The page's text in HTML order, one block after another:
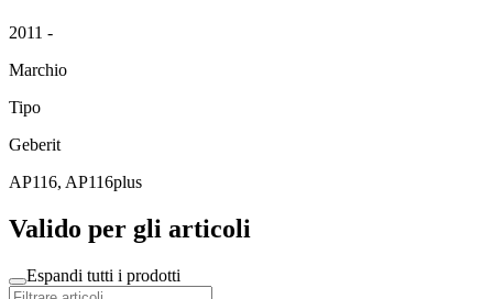
2011 -
Marchio
Tipo
Geberit
AP116, AP116plus
Valido per gli articoli
Espandi tutti i prodotti